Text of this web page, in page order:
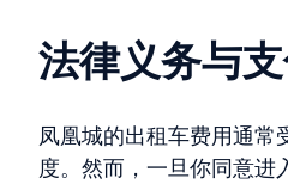
法律义务与
凤凰城的出租车费用通常
度。然而，一旦你同意进